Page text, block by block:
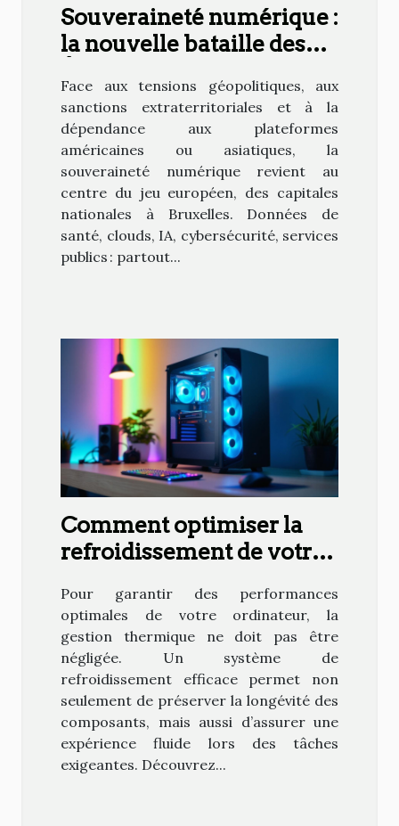
Souveraineté numérique :
la nouvelle bataille des
Face aux tensions géopolitiques, aux
sanctions extraterritoriales et à la
dépendance aux plateformes
américaines ou asiatiques, la
souveraineté numérique revient au
centre du jeu européen, des capitales
nationales à Bruxelles. Données de
santé, clouds, IA, cybersécurité, services
publics : partout...
Comment optimiser la
refroidissement de votre
maximale ?
Pour garantir des performances
optimales de votre ordinateur, la
gestion thermique ne doit pas être
négligée. Un système de
refroidissement efficace permet non
seulement de préserver la longévité des
composants, mais aussi d’assurer une
expérience fluide lors des tâches
exigeantes. Découvrez...